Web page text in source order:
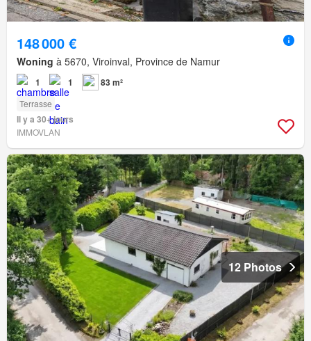
148 000 €
Woning à 5670, Viroinval, Province de Namur
1 1 83 m²
Terrasse
Il y a 30+ jours
IMMOVLAN
12 Photos